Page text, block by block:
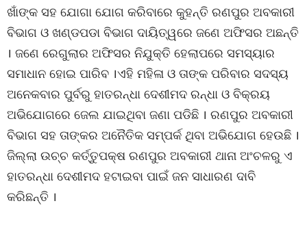
ଖାଁଙ୍କ ସହ ଯୋଗା ଯୋଗ କରିବାରେ କୁହନ୍ତି ରଣପୁର ଅବକାରୀ
ବିଭାଗ ଓ ଖଣ୍ଡପଡା ବିଭାଗ ଦାୟିତ୍ୱରେ ଜଣେ ଅଫିସର ଅଛନ୍ତି
। ଜଣେ ରେଗୁଲାର ଅଫିସର ନିଯୁକ୍ତି ହେଲାପରେ ସମସ୍ୟାର
ସମାଧାନ ହୋଇ ପାରିବ ।ଏହି ମହିଳା ଓ ତାଙ୍କ ପରିବାର ସଦସ୍ୟ
ଅନେକବାର ପୁର୍ବରୁ ହାତରନ୍ଧା ଦେଶୀମଦ ରନ୍ଧା ଓ ବିକ୍ରୟ
ଅଭିଯୋଗରେ ଜେଲ ଯାଇଥିବା ଜଣା ପଡିଛି । ରଣପୁର ଅବକାରୀ
ବିଭାଗ ସହ ତାଙ୍କର ଅନୈତିକ ସମ୍ପର୍କ ଥିବା ଅଭିଯୋଗ ହେଉଛି ।
ଜିଲ୍ଲା ଉଚ୍ଚ କର୍ତ୍ତୁପକ୍ଷ ରଣପୁର ଅବକାରୀ ଥାନା ଅଂଚଳରୁ ଏ
ହାତରନ୍ଧା ଦେଶୀମଦ ହଟାଇବା ପାଇଁ ଜନ ସାଧାରଣ ଦାବି
କରିଛନ୍ତି ।